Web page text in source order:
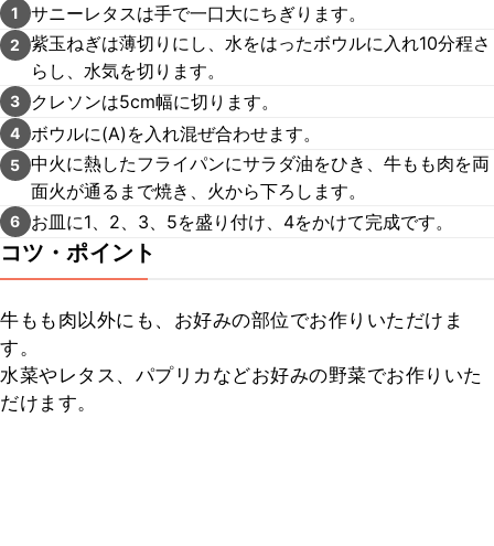
1 サニーレタスは手で一口大にちぎります。
2
紫玉ねぎは薄切りにし、水をはったボウルに入れ10分程さ
らし、水気を切ります。
3 クレソンは5cm幅に切ります。
4 ボウルに(A)を入れ混ぜ合わせます。
5 中火に熱したフライパンにサラダ油をひき、牛もも肉を両
面火が通るまで焼き、火から下ろします。
6 お皿に1、2、3、5を盛り付け、4をかけて完成です。
コツ・ポイント
牛もも肉以外にも、お好みの部位でお作りいただけま
す。
水菜やレタス、パプリカなどお好みの野菜でお作りいた
だけます。